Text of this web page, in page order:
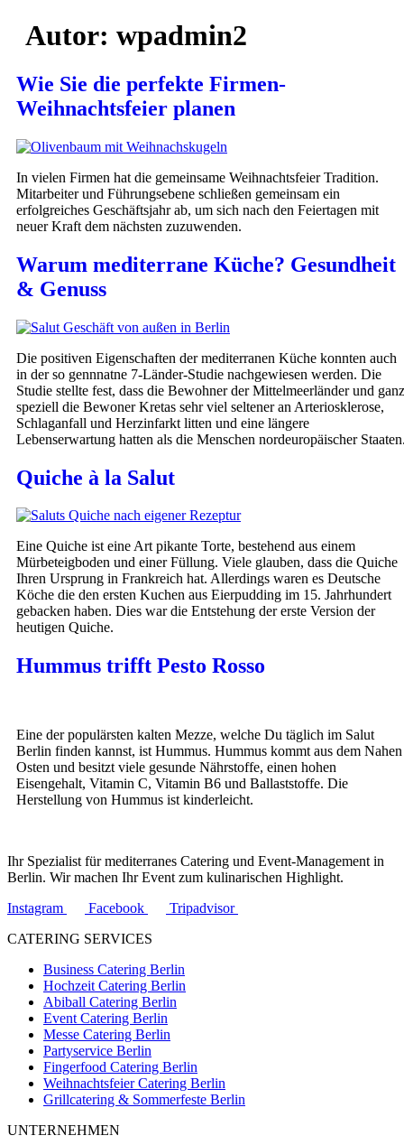
Autor: wpadmin2
Wie Sie die perfekte Firmen-
Weihnachtsfeier planen
In vielen Firmen hat die gemeinsame Weihnachtsfeier Tradition.
Mitarbeiter und Führungsebene schließen gemeinsam ein
erfolgreiches Geschäftsjahr ab, um sich nach den Feiertagen mit
neuer Kraft dem nächsten zuzuwenden.
Warum mediterrane Küche? Gesundheit
& Genuss
Die positiven Eigenschaften der mediterranen Küche konnten auch
in der so gennnatne 7-Länder-Studie nachgewiesen werden. Die
Studie stellte fest, dass die Bewohner der Mittelmeerländer und ganz
speziell die Bewoner Kretas sehr viel seltener an Arteriosklerose,
Schlaganfall und Herzinfarkt litten und eine längere
Lebenserwartung hatten als die Menschen nordeuropäischer
Quiche à la Salut
Eine Quiche ist eine Art pikante Torte, bestehend aus einem
Mürbeteigboden und einer Füllung. Viele glauben, dass die Quiche
Ihren Ursprung in Frankreich hat. Allerdings waren es Deutsche
Köche die den ersten Kuchen aus Eierpudding im 15. Jahrhundert
gebacken haben. Dies war die Entstehung der erste Version der
heutigen Quiche.
Hummus trifft Pesto Rosso
Eine der populärsten kalten Mezze, welche Du täglich im Salut
Berlin finden kannst, ist Hummus. Hummus kommt aus dem Nahen
Osten und besitzt viele gesunde Nährstoffe, einen hohen
Eisengehalt, Vitamin C, Vitamin B6 und Ballaststoffe. Die
Herstellung von Hummus ist kinderleicht.
Ihr Spezialist für mediterranes Catering und Event-Management in
Berlin. Wir machen Ihr Event zum kulinarischen Highlight.
Instagram
Facebook
Tripadvisor
CATERING SERVICES
Business Catering Berlin
Hochzeit Catering Berlin
Abiball Catering Berlin
Event Catering Berlin
Messe Catering Berlin
Partyservice Berlin
Fingerfood Catering Berlin
Weihnachtsfeier Catering Berlin
Grillcatering & Sommerfeste Berlin
UNTERNEHMEN